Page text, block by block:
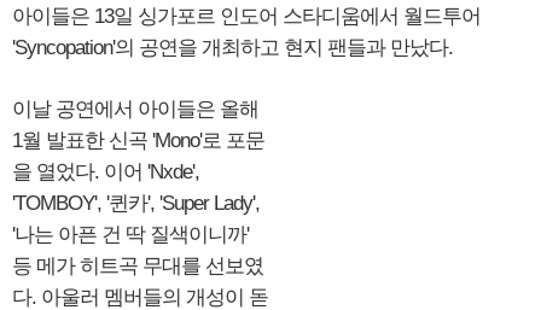
아이들은 13일 싱가포르 인도어 스타디움에서 월드투어
'Syncopation'의 공연을 개최하고 현지 팬들과 만났다.
이날 공연에서 아이들은 올해
1월 발표한 신곡 'Mono'로 포문
을 열었다. 이어 'Nxde',
'TOMBOY', '퀸카', 'Super Lady',
'나는 아픈 건 딱 질색이니까'
등 메가 히트곡 무대를 선보였
다. 아울러 멤버들의 개성이 돋